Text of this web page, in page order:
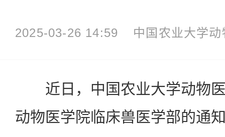
2025-03-26 14:59 中国农业大学
近日，中国农业大学动物医
动物医学院临床兽医学部的通